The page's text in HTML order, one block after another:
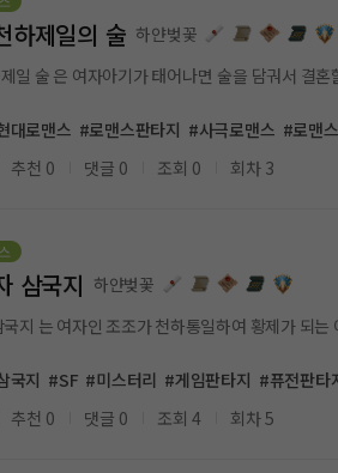
하제일의 술 하얀벚꽃
일 술 은 여자아기가 태어나면 술을 담궈서 결
대로맨스 #로맨스판타지 #사극로맨스 #로맨
추천 0 댓글 0 조회 0 회차 3
삼국지 하얀벚꽃
지 는 여자인 조조가 천하통일하여 황제가 되는
국지 #SF #미스터리 #게임판타지 #퓨전판타
추천 0 댓글 0 조회 4 회차 5